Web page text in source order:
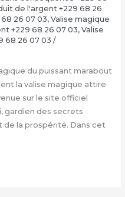
de l'argent +229 68 26
26 07 03, Valise magique
+229 68 26 07 03, Valise
68 26 07 03 /
du puissant marabout
la valise magique attire
sur le site officiel
gardien des secrets
de la prospérité. Dans cet